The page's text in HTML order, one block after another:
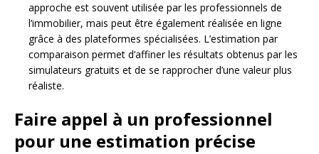
approche est souvent utilisée par les professionnels de
l’immobilier, mais peut être également réalisée en ligne
grâce à des plateformes spécialisées. L’estimation par
comparaison permet d’affiner les résultats obtenus par les
simulateurs gratuits et de se rapprocher d’une valeur plus
réaliste.
Faire appel à un professionnel
pour une estimation précise